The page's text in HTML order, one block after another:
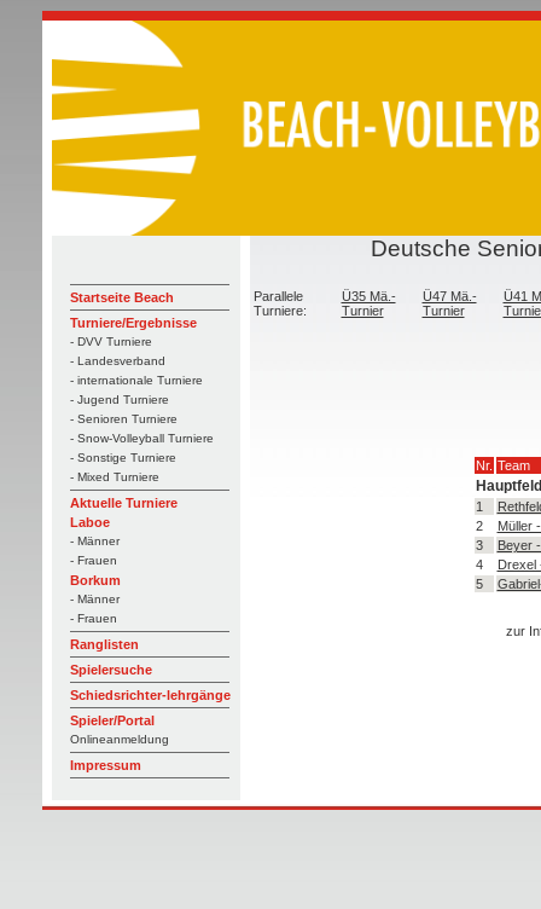
Startseite Beach
Turniere/Ergebnisse
- DVV Turniere
- Landesverband
- internationale Turniere
- Jugend Turniere
- Senioren Turniere
- Snow-Volleyball Turniere
- Sonstige Turniere
- Mixed Turniere
Aktuelle Turniere
Laboe
- Männer
- Frauen
Borkum
- Männer
- Frauen
Ranglisten
Spielersuche
Schiedsrichter-lehrgänge
Spieler/Portal
Onlineanmeldung
Impressum
Deutsche
Parallele
Turniere:
Ü35 Mä.-
Turnier
Ü47 Mä.-
Turnier
Ü41
Nr. Team
Hauptfeld
1
2
Müller
3
Beyer
4
Drexel
5
zur